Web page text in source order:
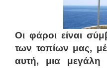
Οι φάροι είναι
των τοπίων μας,
αυτή, μια μεγάλη